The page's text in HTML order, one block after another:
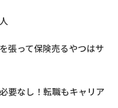
張って保険売るやつはサ
要なし！転職もキャリア